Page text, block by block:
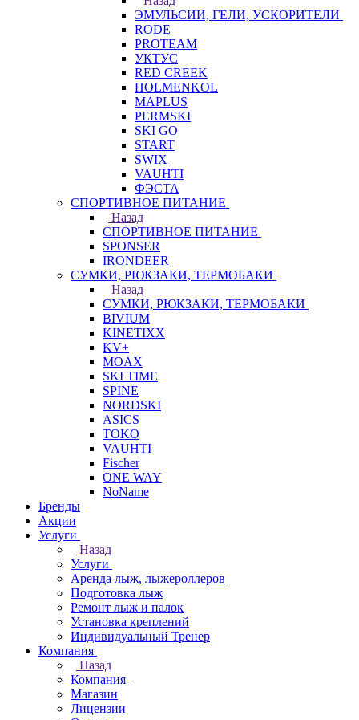
ЭМУЛЬСИИ, ГЕЛИ, УСКОРИТЕЛИ
RODE
PROTEAM
УКТУС
RED CREEK
HOLMENKOL
MAPLUS
PERMSKI
SKI GO
START
SWIX
VAUHTI
ФЭСТА
СПОРТИВНОЕ ПИТАНИЕ
Назад
СПОРТИВНОЕ ПИТАНИЕ
SPONSER
IRONDEER
СУМКИ, РЮКЗАКИ, ТЕРМОБАКИ
Назад
СУМКИ, РЮКЗАКИ, ТЕРМОБАКИ
BIVIUM
KINETIXX
KV+
MOAX
SKI TIME
SPINE
NORDSKI
ASICS
TOKO
VAUHTI
Fischer
ONE WAY
NoName
Бренды
Акции
Услуги
Назад
Услуги
Аренда лыж, лыжероллеров
Подготовка лыж
Ремонт лыж и палок
Установка креплений
Индивидуальный Тренер
Компания
Назад
Компания
Магазин
Лицензии